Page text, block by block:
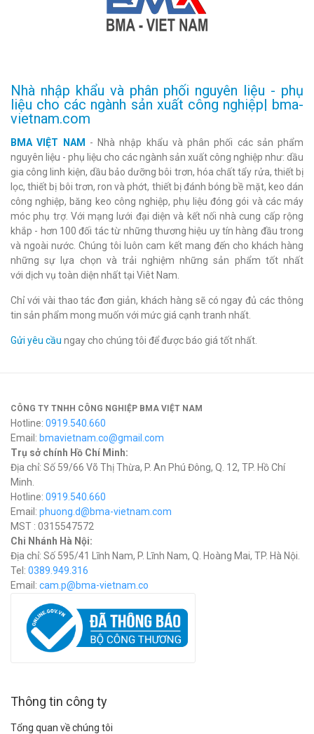
Nhà nhập khẩu và phân phối nguyên liệu - phụ
liệu cho các ngành sản xuất công nghiệp| bma-
vietnam.com
BMA VIỆT NAM
- Nhà nhập khẩu và phân phối các sản phẩm
nguyên liệu - phụ liệu cho các ngành sản xuất công nghiệp như: dầu
gia công linh kiện, dầu bảo dưỡng bôi trơn, hóa chất tẩy rửa, thiết bị
lọc, thiết bị bôi trơn, ron và phớt, thiết bị đánh bóng bề mặt, keo dán
công nghiệp, băng keo công nghiệp, phụ liệu đóng gói và các máy
móc phụ trợ. Với mạng lưới đại diện và kết nối nhà cung cấp rộng
khắp - hơn 100 đối tác từ những thương hiệu uy tín hàng đầu trong
và ngoài nước. Chúng tôi luôn cam kết mang đến cho khách hàng
những sự lựa chọn và trải nghiệm những sản phẩm tốt nhất
với dịch vụ toàn diện nhất tại Viêt Nam.
Chỉ với vài thao tác đơn giản, khách hàng sẽ có ngay đủ các thông
tin sản phẩm mong muốn với mức giá cạnh tranh nhất.
Gửi yêu cầu ngay cho chúng tôi để được báo giá tốt nhất.
CÔNG TY TNHH CÔNG NGHIỆP BMA VIỆT NAM
Hotline: 0919.540.660
Email: bmavietnam.co@gmail.com
Trụ sở chính Hồ Chí Minh:
Địa chỉ: Số 59/66 Võ Thị Thừa, P. An Phú Đông, Q. 12, TP. Hồ Chí
Minh.
Hotline: 0919.540.660
Email: phuong.d@bma-vietnam.com
MST : 0315547572
Chi Nhánh Hà Nội:
Địa chỉ: Số 595/41 Lĩnh Nam, P. Lĩnh Nam, Q. Hoàng Mai, TP. Hà Nội.
Tel: 0389.949.316
Email: cam.p@bma-vietnam.co
Thông tin công ty
Tổng quan về chúng tôi